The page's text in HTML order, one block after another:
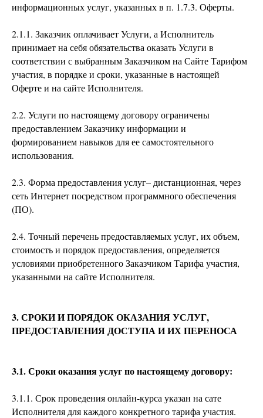
информационных услуг, указанных в п. 1.7.3. Оферты.
2.1.1. Заказчик оплачивает Услуги, а Исполнитель
принимает на себя обязательства оказать Услуги в
соответствии с выбранным Заказчиком на Сайте Тарифом
участия, в порядке и сроки, указанные в настоящей
Оферте и на сайте Исполнителя.
2.2. Услуги по настоящему договору ограничены
предоставлением Заказчику информации и
формированием навыков для ее самостоятельного
использования.
2.3. Форма предоставления услуг– дистанционная, через
сеть Интернет посредством программного обеспечения
(ПО).
2.4. Точный перечень предоставляемых услуг, их объем,
стоимость и порядок предоставления, определяется
условиями приобретенного Заказчиком Тарифа участия,
указанными на сайте Исполнителя.
3. СРОКИ И ПОРЯДОК ОКАЗАНИЯ УСЛУГ,
ПРЕДОСТАВЛЕНИЯ ДОСТУПА И ИХ ПЕРЕНОСА
3.1. Сроки оказания услуг по настоящему договору:
3.1.1. Срок проведения онлайн-курса указан на сате
Исполнителя для каждого конкретного тарифа участия.